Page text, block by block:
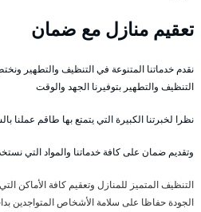
تعقيم منازل مع ضمان
نقدم خدماتنا المتنوعة في التنظيف والتطهير
التنظيف والتطهير بتوفيرنا الجهد والوقت
نظرا لخبرتنا الكبيرة التي يتمتع بها طاقم
وتقديم ضمان على كافة خدماتنا والمواد التي
التنظيف المتميز للمنازل وتعقيم كافة الأماكن
الجودة حفاظا على سلامة الأشخاص المتواجدين